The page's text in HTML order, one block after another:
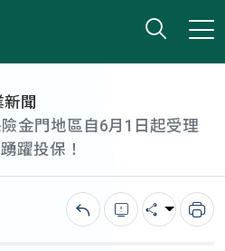
打開
小版
新聞
金門地區自6月1日起受理
躍投保！
回上一頁錯誤回報
分享 列